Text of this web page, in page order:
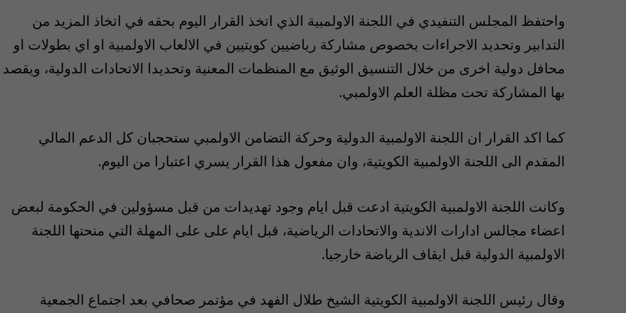
واحتفظ المجلس التنفيدي في اللجنة الاولمبية الذي اتخذ القرار اليوم بحقه في اتخاذ المزيد من
التدابير وتحديد الاجراءات بخصوص مشاركة رياضيين كويتيين في الالعاب الاولمبية او اي بطولات او
محافل دولية اخرى من خلال التنسيق الوثيق مع المنظمات المعنية وتحديدا الاتحادات الدولية، ويقصد
بها المشاركة تحت مظلة العلم الاولمبي.
كما اكد القرار ان اللجنة الاولمبية الدولية وحركة التضامن الاولمبي ستحجبان كل الدعم المالي
المقدم الى اللجنة الاولمبية الكويتية، وان مفعول هذا القرار يسري اعتبارا من اليوم.
وكانت اللجنة الاولمبية الكويتية ادعت قبل ايام وجود تهديدات من قبل مسؤولين في الحكومة لبعض
اعضاء مجالس ادارات الاندية والاتحادات الرياضية، قبل ايام على على المهلة التي منحتها اللجنة
الاولمبية الدولية قبل ايقاف الرياضة خارجيا.
وقال رئيس اللجنة الاولمبية الكويتية الشيخ طلال الفهد في مؤتمر صحافي بعد اجتماع الجمعية